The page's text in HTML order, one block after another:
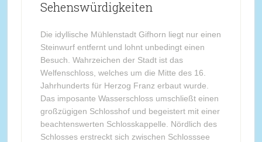
Sehenswürdigkeiten
Die idyllische Mühlenstadt Gifhorn liegt nur einen
Steinwurf entfernt und lohnt unbedingt einen
Besuch. Wahrzeichen der Stadt ist das
Welfenschloss, welches um die Mitte des 16.
Jahrhunderts für Herzog Franz erbaut wurde.
Das imposante Wasserschloss umschließt einen
großzügigen Schlosshof und begeistert mit einer
beachtenswerten Schlosskappelle. Nördlich des
Schlosses erstreckt sich zwischen Schlosssee